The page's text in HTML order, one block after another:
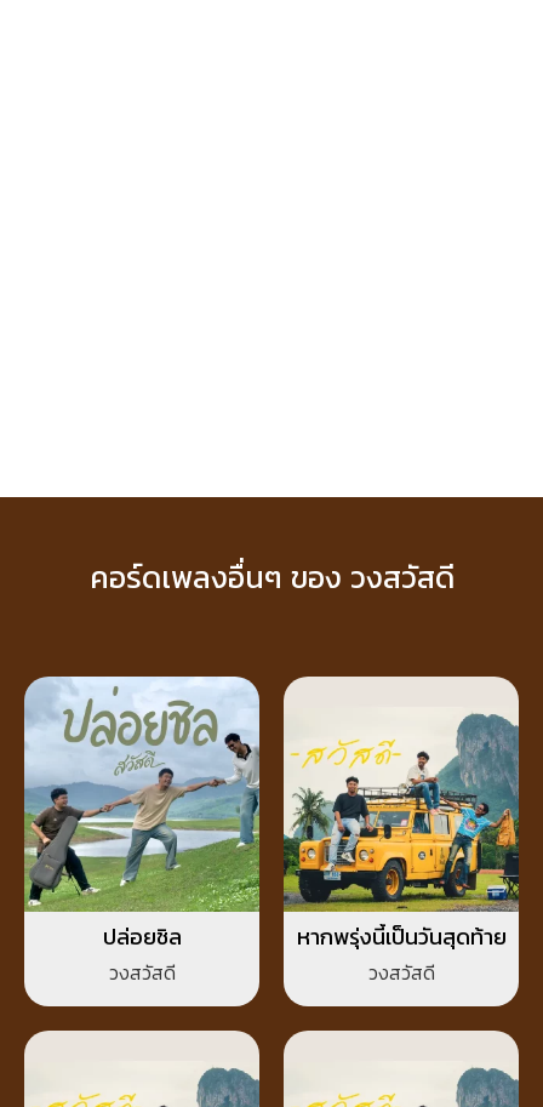
คอร์ดเพลงอื่นๆ ของ วงสวัสดี
ปล่อยชิล
วงสวัสดี
หากพรุ่งนี้เป็นวันสุดท้าย
วงสวัสดี